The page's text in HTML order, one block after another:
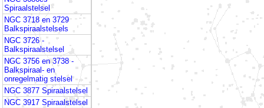
Spiraalstelsel
NGC 3718 en 3729
Balkspiraalstelsels
NGC 3726 -
Balkspiraalstelsel
NGC 3756 en 3738 -
Balkspiraal- en
onregelmatig stelsel
NGC 3877 Spiraalstelsel
NGC 3917 Spiraalstelsel